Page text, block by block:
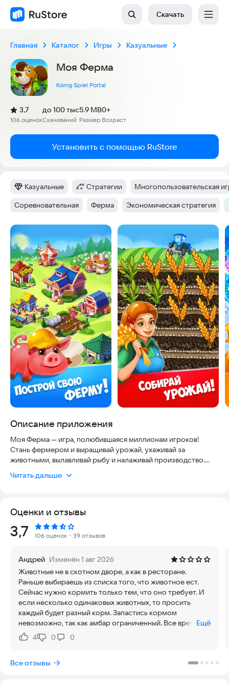
Скачать
Главная Каталог Игры Казуальные
Моя Ферма
Konig Spiel Portal
Рейтинг:
3,7
(
106 оценок
)
Скачиваний
до 100 тыс
Размер
5.9 MB
Возраст
0+
Установить с помощью RuStore
Категория:
Казуальные Категория:
Стратегии Тег:
Многопользовательская
Тег:
Соревновательная Тег:
Ферма Тег:
Экономическая стратегия
Скриншоты
Описание приложения
Моя Ферма — игра, полюбившаяся миллионам игроков!
Стань фермером и выращивай урожай, ухаживай за
животными, вылавливай рыбу и налаживай производство.
встречай таинственных гостей и пускайся в удивительные
Особенности игры:
✿ Развивай свою ферму, производи новые виды товаров и
выполняй увлекательные задания!
✿ Новый праздник каждую неделю! Устраивай
неповторимые вечеринки на ферме и посещай волшебные
страны. Получай редкие сундуки, диковинных животных и
яркие украшения для своей Фермы!
✿ Огород — гордость каждого фермера! Выращивай более
100 любимых овощей, цветов и деревьев. В будущем они
пригодятся для производства, заданий и кормления
животных.
✿ Неповторимая коллекция из 200 животных! В Скотном
Читать дальше
Оценки и отзывы
Рейтинг:
3,7 106 оценок ・39 отзывов
Андрей Изменён 1 авг 2026
Животные не в скотном дворе, а как в ресторане.
Раньше выбираешь из списка того, что животное ест.
Сейчас нужно кормить только тем, что оно требует. И
если несколько одинаковых животных, то просить
каждый будет разный корм. Запастись кормом
невозможно, так как амбар ограниченный. Все время в
игре уходит на выращивае корма. Комбикорм теперь же
произвести нельзя. Чтобы играть более менее
минимум 500 рублей в день. Эта игра этого не стоит.
Ещё
Нравится:
4Не нравится:
0 0
Все отзывы